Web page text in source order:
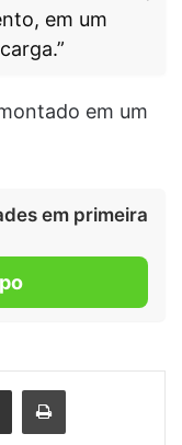
em um
em um
em primeira
Compartilhar via e-mail Imprimir